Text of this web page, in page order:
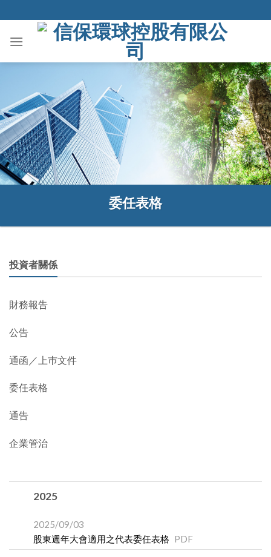
to
content
委任表格
2025
2025/09/03
股東週年大會適用之代表委任表格 PDF
投資者關係
財務報告
公告
通函／上巿文件
委任表格
通告
企業管治